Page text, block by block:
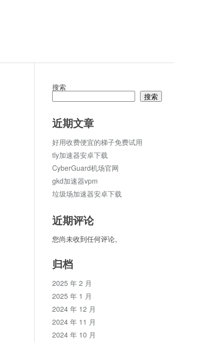
搜索
搜索
近期文章
好用收费便宜的梯子免费试用
tly加速器安卓下载
CyberGuard机场官网
gkd加速器vpm
垃圾场加速器安卓下载
近期评论
您尚未收到任何评论。
归档
2025 年 2 月
2025 年 1 月
2024 年 12 月
2024 年 11 月
2024 年 10 月